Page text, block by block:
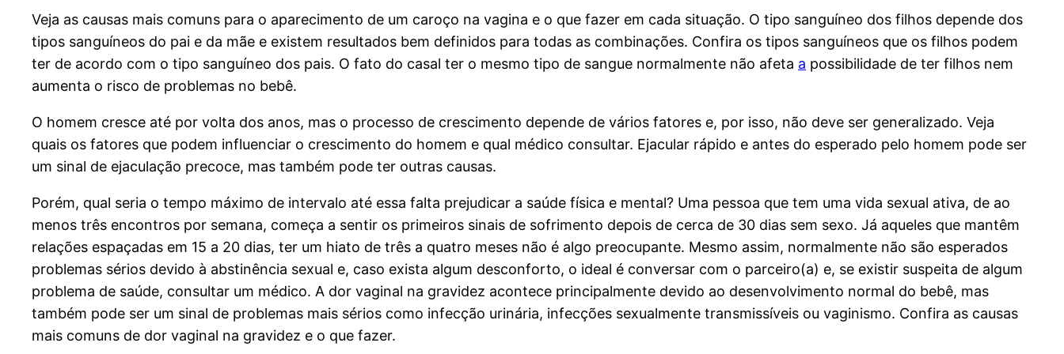
Veja as causas mais comuns para o aparecimento de um caroço na vagina e o que fazer em cada situação. O tipo sanguíneo dos filhos depende dos
tipos sanguíneos do pai e da mãe e existem resultados bem definidos para todas as combinações. Confira os tipos sanguíneos que os filhos podem
ter de acordo com o tipo sanguíneo dos pais. O fato do casal ter o mesmo tipo de sangue normalmente não afeta a possibilidade de ter filhos nem
aumenta o risco de problemas no bebê.
O homem cresce até por volta dos anos, mas o processo de crescimento depende de vários fatores e, por isso, não deve ser generalizado. Veja
quais os fatores que podem influenciar o crescimento do homem e qual médico consultar. Ejacular rápido e antes do esperado pelo homem pode ser
um sinal de ejaculação precoce, mas também pode ter outras causas.
Porém, qual seria o tempo máximo de intervalo até essa falta prejudicar a saúde física e mental? Uma pessoa que tem uma vida sexual ativa, de ao
menos três encontros por semana, começa a sentir os primeiros sinais de sofrimento depois de cerca de 30 dias sem sexo. Já aqueles que mantêm
relações espaçadas em 15 a 20 dias, ter um hiato de três a quatro meses não é algo preocupante. Mesmo assim, normalmente não são esperados
problemas sérios devido à abstinência sexual e, caso exista algum desconforto, o ideal é conversar com o parceiro(a) e, se existir suspeita de algum
problema de saúde, consultar um médico. A dor vaginal na gravidez acontece principalmente devido ao desenvolvimento normal do bebê, mas
também pode ser um sinal de problemas mais sérios como infecção urinária, infecções sexualmente transmissíveis ou vaginismo. Confira as causas
mais comuns de dor vaginal na gravidez e o que fazer.